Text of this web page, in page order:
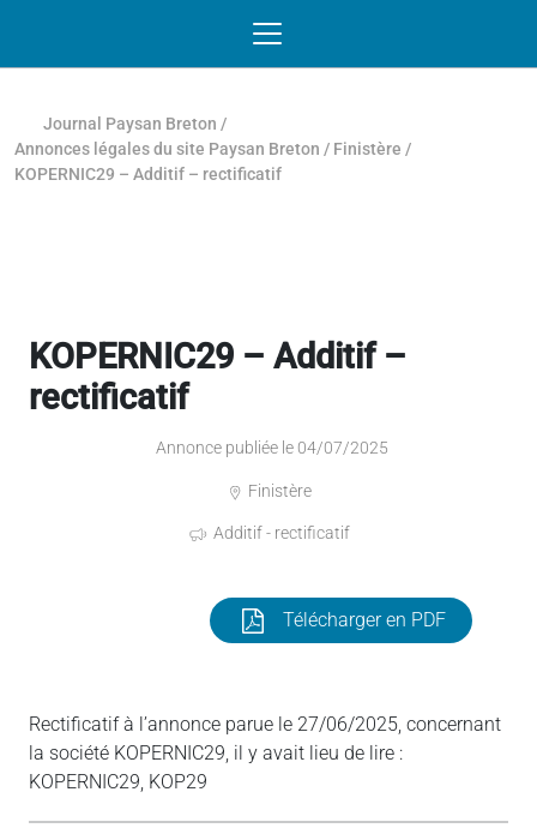
Journal Paysan Breton /
Annonces légales du site Paysan Breton / Finistère /
KOPERNIC29 – Additif – rectificatif
KOPERNIC29 – Additif –
rectificatif
Annonce publiée le 04/07/2025
Finistère
Additif - rectificatif
Télécharger en PDF
Rectificatif à l’annonce parue le 27/06/2025, concernant
la société KOPERNIC29, il y avait lieu de lire :
KOPERNIC29, KOP29